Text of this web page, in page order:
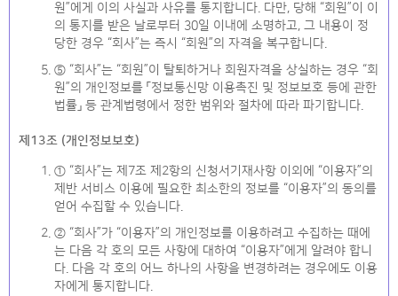
원”에게 이의 사실과 사유를 통지합니다. 다만, 당해 “회원”이 이
의 통지를 받은 날로부터 30일 이내에 소명하고, 그 내용이 정
당한 경우 “회사”는 즉시 “회원”의 자격을 복구합니다.
⑤ “회사”는 “회원”이 탈퇴하거나 회원자격을 상실하는 경우 “회
원”의 개인정보를 「정보통신망 이용촉진 및 정보보호 등에 관한
법률」 등 관계법령에서 정한 범위와 절차에 따라 파기합니다.
제13조 (개인정보보호)
① “회사”는 제7조 제2항의 신청서기재사항 이외에 “이용자”의
제반 서비스 이용에 필요한 최소한의 정보를 “이용자”의 동의를
얻어 수집할 수 있습니다.
② “회사”가 “이용자”의 개인정보를 이용하려고 수집하는 때에
는 다음 각 호의 모든 사항에 대하여 “이용자”에게 알려야 합니
다. 다음 각 호의 어느 하나의 사항을 변경하려는 경우에도 이용
자에게 통지합니다.